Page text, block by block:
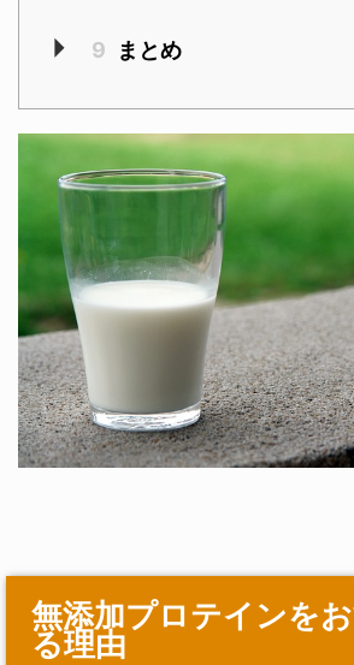
9 まとめ
無添加プロテインを
る理由